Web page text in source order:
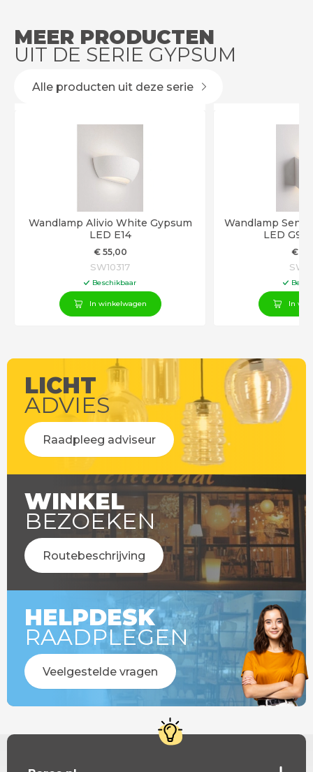
MEER PRODUCTEN
UIT DE SERIE GYPSUM
Alle producten uit deze serie
Wandlamp Alivio White Gypsum
LED E14
€55,00
SW10317
Beschikbaar
In winkelwagen
Wandlamp
LED G9
€
In
LICHT
ADVIES
Raadpleeg adviseur
WINKEL
BEZOEKEN
Routebeschrijving
HELPDESK
RAADPLEGEN
Veelgestelde vragen